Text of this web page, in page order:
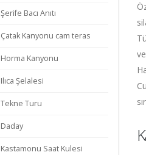
Şerife Bacı Anıtı
Çatak Kanyonu cam teras
Horma Kanyonu
Ilıca Şelalesi
Tekne Turu
Daday
Kastamonu Saat Kulesi